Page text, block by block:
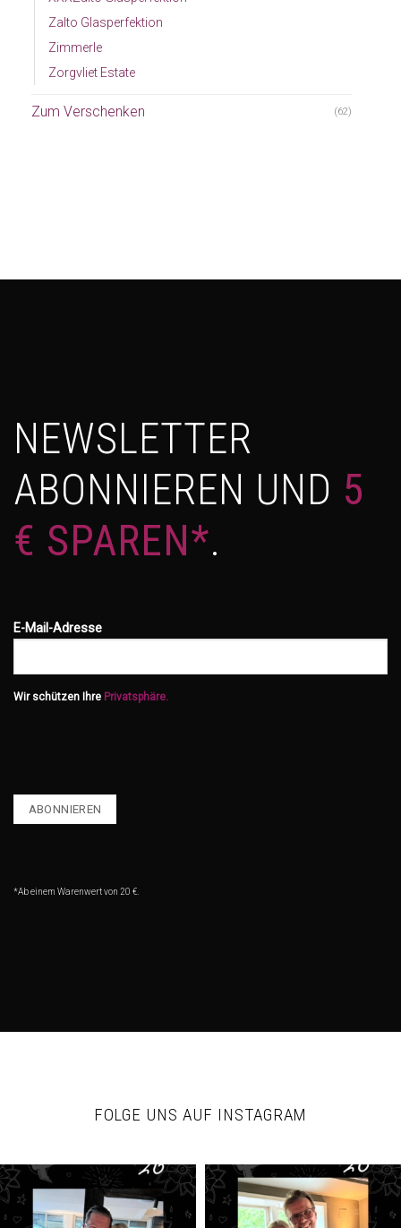
Zalto Glasperfektion
Zimmerle
Zorgvliet Estate
Zum Verschenken (62)
NEWSLETTER
ABONNIEREN UND 5
€ SPAREN*.
E-Mail-Adresse
Wir schützen Ihre Privatsphäre.
*Ab einem Warenwert von 20 €.
FOLGE UNS AUF INSTAGRAM